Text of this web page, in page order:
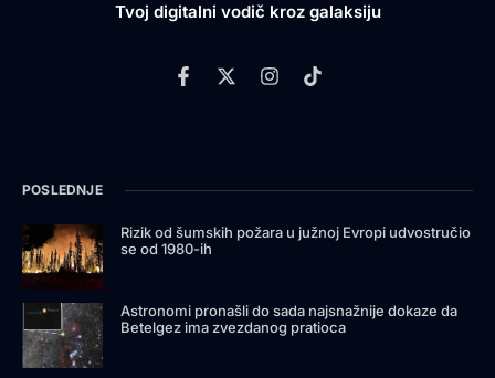
Tvoj digitalni vodič kroz galaksiju
POSLEDNJE
Rizik od šumskih požara u južnoj Evropi udvostručio
se od 1980-ih
Astronomi pronašli do sada najsnažnije dokaze da
Betelgez ima zvezdanog pratioca